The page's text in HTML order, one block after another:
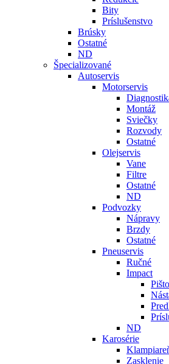
Bity
Príslušenstvo
Brúsky
Ostatné
ND
Špecializované
Autoservis
Motorservis
Montáž
Sviečky
Rozvody
Ostatné
Olejservis
Vane
Filtre
Ostatné
ND
Podvozky
Nápravy
Brzdy
Ostatné
Pneuservis
Ručné
Impact
ND
Karosérie
Zasklenie